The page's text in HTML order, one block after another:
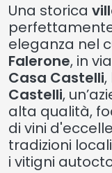
Una storica
eleganza nel
Falerone, in
Casa Castelli,
Castelli,
alta qualità,
di vini
tradizioni
i vitigni